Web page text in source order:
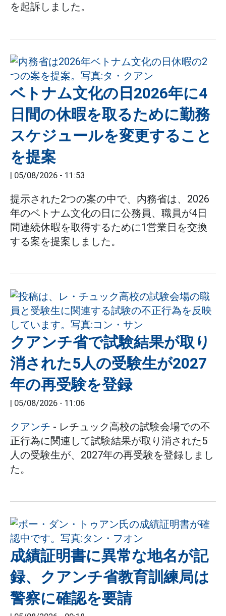
を起訴しました。
ベトナム文化の日2026年に4
日間の休暇を取るために勤務
スケジュールを変更すること
を提案
| 05/08/2026 - 11:53
提示された2つの案の中で、内務省は、2026
年のベトナム文化の日に公務員、職員が4日
間連続休暇を取得するために1営業日を交換
する案を提案しました。
クアンチ省で試験結果が取り
消された5人の受験生が2027
年の再受験を登録
| 05/08/2026 - 11:06
クアンチ - レチュック高校の試験会場での不
正行為に関連して試験結果が取り消された5
人の受験生が、2027年の再受験を登録しまし
た。
成績証明書に異常な地名が記
録、クアンチ省教育訓練局は
警察に確認を要請